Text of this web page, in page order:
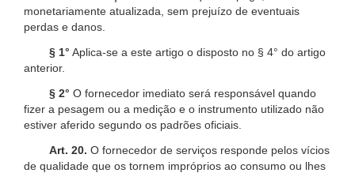
monetariamente atualizada, sem prejuízo de eventuais
perdas e danos.
§ 1° Aplica-se a este artigo o disposto no § 4° do artigo
anterior.
§ 2° O fornecedor imediato será responsável quando
fizer a pesagem ou a medição e o instrumento utilizado não
estiver aferido segundo os padrões oficiais.
Art. 20. O fornecedor de serviços responde pelos vícios
de qualidade que os tornem impróprios ao consumo ou lhes